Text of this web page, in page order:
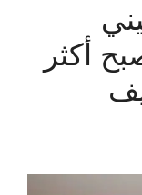
أكثر